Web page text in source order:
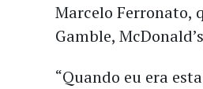
Marcelo Ferronato,
Gamble,
“Quando eu era